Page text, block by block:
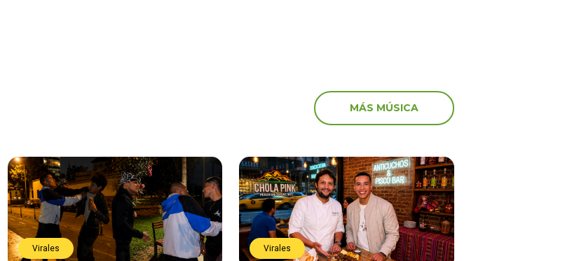
MÁS MÚSICA
Virales Virales